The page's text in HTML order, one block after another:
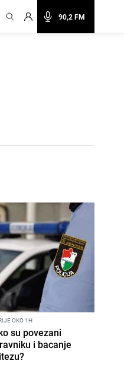
90,2 FM
OKO 1H
su povezani
i bacanje